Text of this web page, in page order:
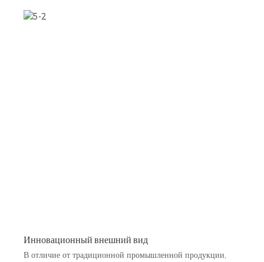
Инновационный внешний вид
В отличие от традиционной промышленной продукции,